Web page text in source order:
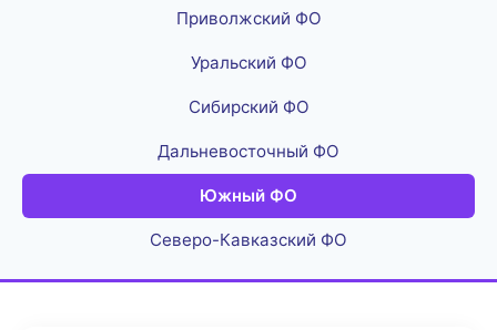
Приволжский ФО
Уральский ФО
Сибирский ФО
Дальневосточный ФО
Южный ФО
Северо-Кавказский ФО